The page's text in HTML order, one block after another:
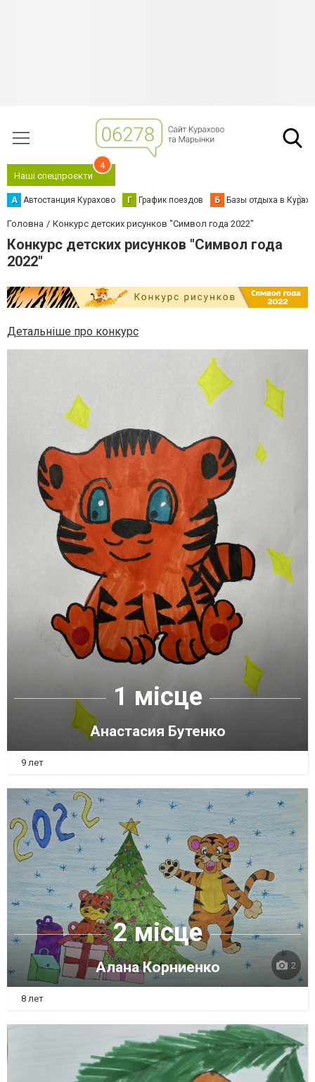
Наші спецпроєкти
4
А Автостанция Курахово Г График поездов Б Базы отдыха в
Головна Конкурс детских рисунков "Символ года 2022"
Конкурс детских рисунков "Символ года
2022"
1 місце
Анастасия Бутенко
9 лет
2 місце
Алана Корниенко 2
8 лет
Детальніше про конкурс